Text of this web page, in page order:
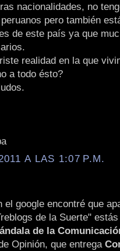
nacionalidades, no
pero también
de este país ya que
realidad en la que
a todo ésto?
A LAS 1:07 P.M.
el google encontré que
de la Suerte"
de la
Opinión, que entrega